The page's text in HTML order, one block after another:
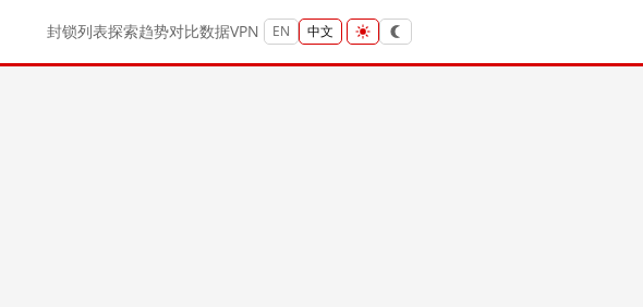
封锁列表探索趋势对比数据VPN EN 中文